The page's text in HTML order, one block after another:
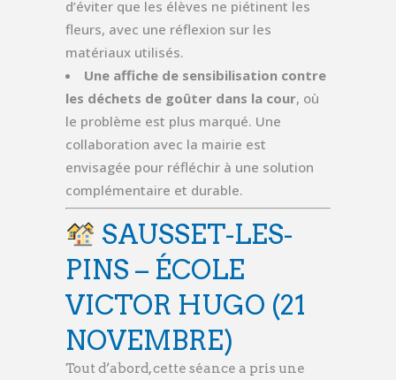
d’éviter que les élèves ne piétinent les
fleurs, avec une réflexion sur les
matériaux utilisés.
Une affiche de sensibilisation contre
les déchets de goûter dans la cour, où
le problème est plus marqué. Une
collaboration avec la mairie est
envisagée pour réfléchir à une solution
complémentaire et durable.
SAUSSET-LES-
PINS – ÉCOLE
VICTOR HUGO (21
NOVEMBRE)
Tout d’abord, cette séance a pris une